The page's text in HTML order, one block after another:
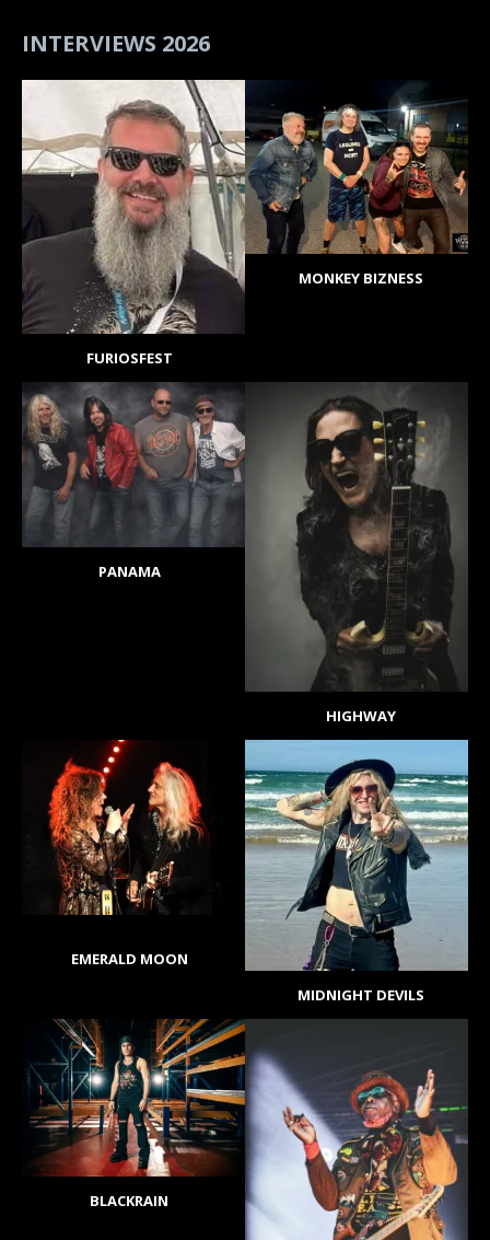
INTERVIEWS 2026
FURIOSFEST
MONKEY BIZNESS
PANAMA
HIGHWAY
EMERALD MOON
MIDNIGHT DEVILS
BLACKRAIN